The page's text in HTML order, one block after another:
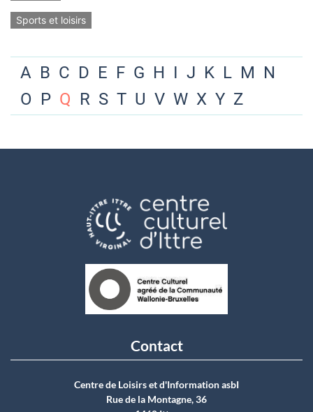
Sports et loisirs
A B C D E F G H I J K L M N
O P Q R S T U V W X Y Z
Contact
Centre de Loisirs et d'Information asbI
Rue de la Montagne, 36